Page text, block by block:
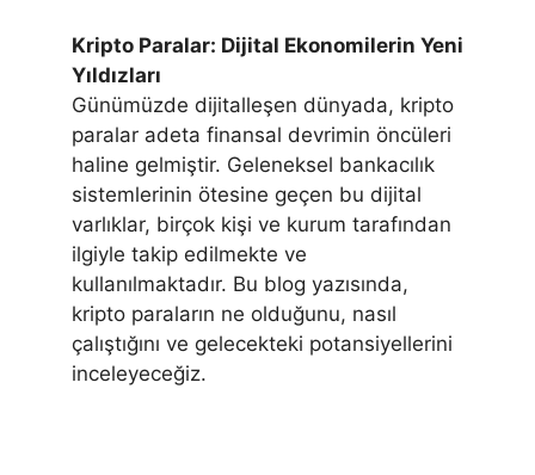
Kripto Paralar: Dijital Ekonomilerin Yeni
Yıldızları
Günümüzde dijitalleşen dünyada, kripto
paralar adeta finansal devrimin öncüleri
haline gelmiştir. Geleneksel bankacılık
sistemlerinin ötesine geçen bu dijital
varlıklar, birçok kişi ve kurum tarafından
ilgiyle takip edilmekte ve
kullanılmaktadır. Bu blog yazısında,
kripto paraların ne olduğunu, nasıl
çalıştığını ve gelecekteki potansiyellerini
inceleyeceğiz.